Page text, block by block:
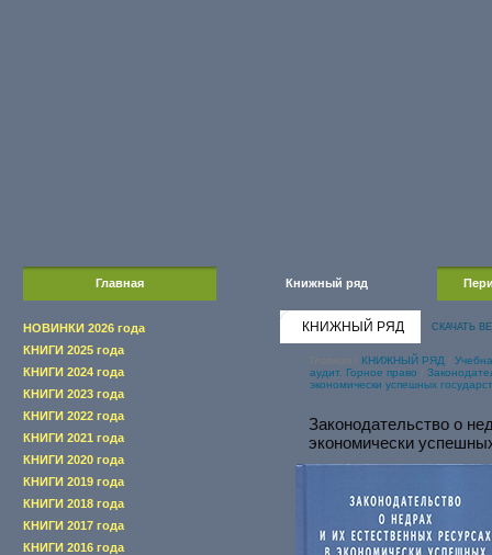
Главная Книжный ряд
НОВИНКИ 2026 года
КНИГИ 2025 года
КНИГИ 2024 года
КНИГИ 2023 года
КНИГИ 2022 года
КНИГИ 2021 года
КНИГИ 2020 года
КНИГИ 2019 года
КНИГИ 2018 года
КНИГИ 2017 года
КНИГИ 2016 года
КНИЖНЫЙ РЯД СКАЧАТЬ
КНИЖНЫЙ РЯД
аудит. Горное право
экономически успешных
Законодательство о
экономически